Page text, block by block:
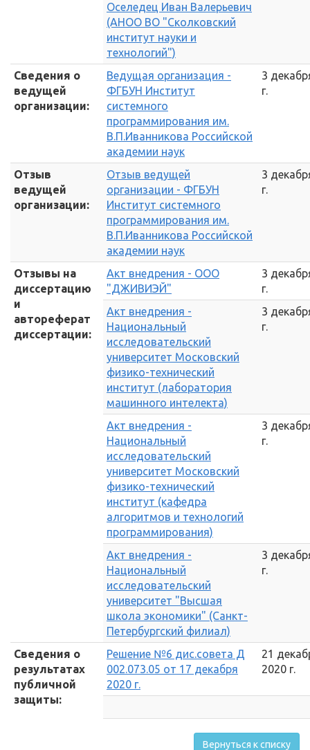
Оселедец Иван Валерьевич
(АНОО ВО "Сколковский
институт науки и
технологий")
Сведения о
ведущей
организации:
Ведущая организация -
ФГБУН Институт
системного
программирования им.
В.П.Иванникова Российской
академии наук
3
г.
Отзыв
ведущей
организации:
Отзыв ведущей
организации - ФГБУН
Институт системного
программирования им.
В.П.Иванникова Российской
академии наук
3
г.
Отзывы на
диссертацию
и
автореферат
диссертации:
Акт внедрения - ООО
"ДЖИВИЭЙ"
3
г.
Акт внедрения -
Национальный
исследовательский
университет Московский
физико-технический
институт (лаборатория
машинного интелекта)
3
г.
Акт внедрения -
Национальный
исследовательский
университет Московский
физико-технический
институт (кафедра
алгоритмов и технологий
программирования)
3
г.
Акт внедрения -
Национальный
исследовательский
университет "Высшая
школа экономики" (Санкт-
Петербургский филиал)
3
г.
Сведения о
результатах
публичной
защиты:
Решение №6 дис.совета Д
002.073.05 от 17 декабря
2020 г.
21
2020 г.
Вернуться к списку